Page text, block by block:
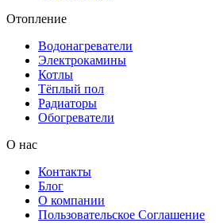
Отопление
Водонагреватели
Электрокамины
Котлы
Тёплый пол
Радиаторы
Обогреватели
О нас
Контакты
Блог
О компании
Пользовательское Соглашение